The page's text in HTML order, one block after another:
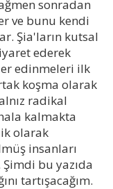
sonradan
ve bunu kendi
Şia'ların kutsal
ederek
edinmeleri ilk
koşma olarak
radikal
kalmakta
olarak
insanları
bu yazıda
tartışacağım.